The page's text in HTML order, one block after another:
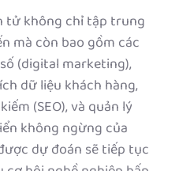
tử không chỉ tập trung
mà còn bao gồm các
(digital marketing),
dữ liệu khách hàng,
(SEO), và quản lý
không ngừng của
dự đoán sẽ tiếp tục